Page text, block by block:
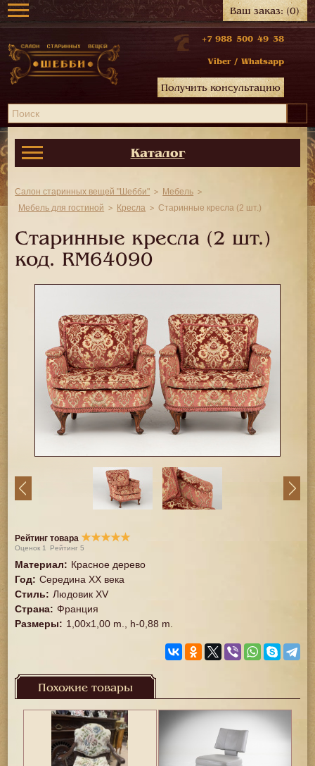
Ваш заказ:(0)
+7 988 500 49 38
Viber / Whatsapp
Получить консультацию
Каталог
Салон старинных вещей "Шебби"
Мебель
Мебель для гостиной
Кресла Старинные кресла (2 шт.)
Старинные кресла (2 шт.)
код. RM64090
Рейтинг товара ★★★★★
Оценок 1 Рейтинг5
Материал: Красное дерево
Год: Середина XX векa
Стиль: Людовик XV
Страна: Франция
Размеры: 1,00x1,00 m., h-0,88 m.
Похожие товары